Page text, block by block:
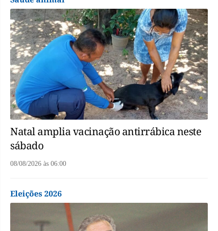
Natal amplia vacinação antirrábica neste
sábado
08/08/2026 às 06:00
Eleições 2026